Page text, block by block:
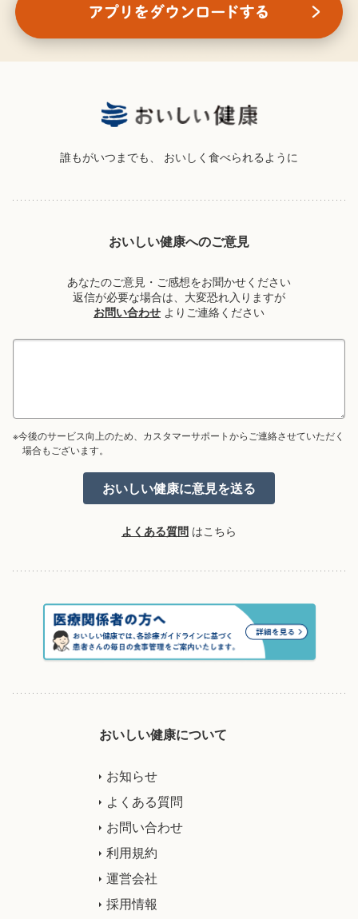
誰もがいつまでも、 おいしく食べられるように
おいしい健康へのご意見
あなたのご意見・ご感想をお聞かせください
返信が必要な場合は、大変恐れ入りますが
お問い合わせ よりご連絡ください
※今後のサービス向上のため、カスタマーサポートからご連絡させていただく
場合もございます。
よくある質問 はこちら
おいしい健康について
お知らせ
よくある質問
お問い合わせ
利用規約
運営会社
採用情報